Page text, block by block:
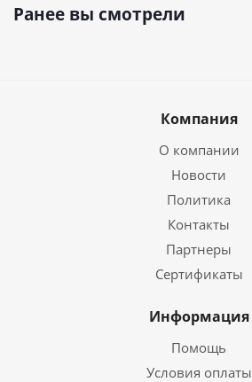
Ранее вы смотрели
Компания
О компании
Новости
Политика
Контакты
Партнеры
Сертификаты
Информация
Помощь
Условия оплаты